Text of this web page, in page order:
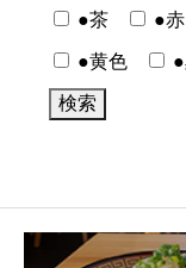
●茶 ●赤
●黄色